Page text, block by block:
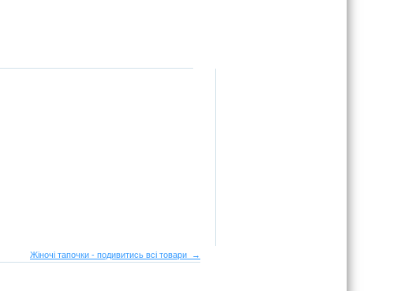
Жіночі тапочки - подивитись всі товари →